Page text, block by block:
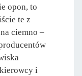
opon, to
te z
ciemno –
i